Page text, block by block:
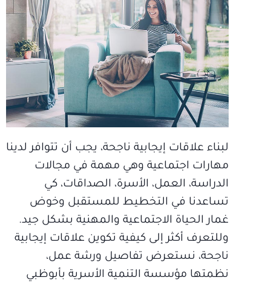
لبناء علاقات إيجابية ناجحة، يجب أن تتوافر لدينا
مهارات اجتماعية وهي مهمة في مجالات
الدراسة، العمل، الأسرة، الصداقات، كي
تساعدنا في التخطيط للمستقبل وخوض
غمار الحياة الاجتماعية والمهنية بشكل جيد.
وللتعرف أكثر إلى كيفية تكوين علاقات إيجابية
ناجحة، نستعرض تفاصيل ورشة عمل،
نظمتها مؤسسة التنمية الأسرية بأبوظبي